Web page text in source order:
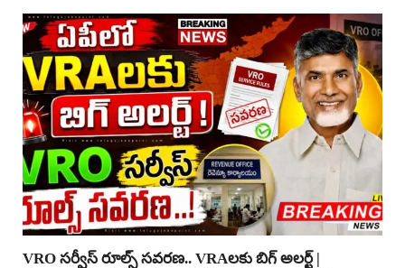
VRO సర్వీస్ రూల్స్ సవరణ.. VRAలకు బిగ్ అలర్ట్ |